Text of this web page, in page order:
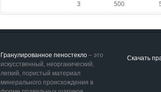
3 500
Гранулированное пеностекло – это
искусственный, неорганический,
легкий, пористый материал
минерального происхождения в
Скачать